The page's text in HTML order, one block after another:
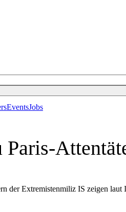
EventsJobs
der Extremistenmiliz IS zeigen